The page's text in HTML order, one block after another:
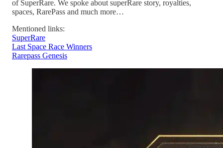
of SuperRare. We spoke about superRare story, royalties,
spaces, RarePass and much more…
Mentioned links:
SuperRare
Last Space Race Winners
Rarepass Genesis